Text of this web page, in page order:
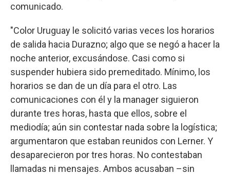
comunicado.
"Color Uruguay le solicitó varias veces los horarios
de salida hacia Durazno; algo que se negó a hacer la
noche anterior, excusándose. Casi como si
suspender hubiera sido premeditado. Mínimo, los
horarios se dan de un día para el otro. Las
comunicaciones con él y la manager siguieron
durante tres horas, hasta que ellos, sobre el
mediodía; aún sin contestar nada sobre la logística;
argumentaron que estaban reunidos con Lerner. Y
desaparecieron por tres horas. No contestaban
llamadas ni mensajes. Ambos acusaban –sin